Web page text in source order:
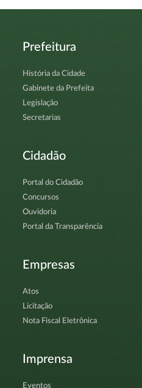
Prefeitura
História da Cidade
Gabinete da Prefeita
Legislação
Secretarias
Cidadão
Portal do Cidadão
Concursos
Ouvidoria
Portal da Transparência
Empresas
Atos
Licitação
Nota Fiscal Eletrônica
Imprensa
Eventos